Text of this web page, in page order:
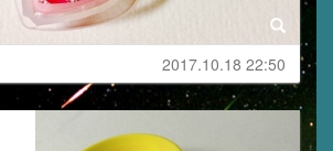
2017.10.18 22:50